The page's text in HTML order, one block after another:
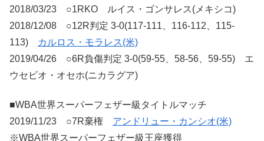
2018/03/23 ○1RKO ルイス・ゴンサレス(メキシコ)
2018/12/08 ○12R判定 3-0(117-111、116-112、115-
113)
カルロス・モラレス(米)
2019/04/26 ○6R負傷判定 3-0(59-55、58-56、59-55) エ
ウセビオ・オセホ(ニカラグア)
■WBA世界スーパーフェザー級タイトルマッチ
2019/11/23 ○7R棄権 アンドリュー・カンシオ(米)
※WBA世界スーパーフェザー級王座獲得